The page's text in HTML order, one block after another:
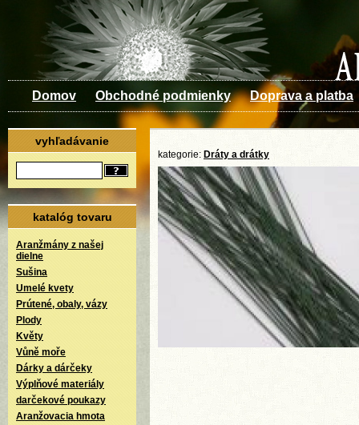
Domov Obchodné podmienky Doprava a platba
vyhľadávanie
katalóg tovaru
Aranžmány z našej
dielne
Sušina
Umelé kvety
Prútené, obaly, vázy
Plody
Květy
Vůně moře
Dárky a dárčeky
Výplňové materiály
darčekové poukazy
Aranžovacia hmota
kategorie: Dráty a drátky